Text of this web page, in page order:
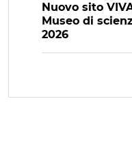
Nuovo sito
Museo di
2026